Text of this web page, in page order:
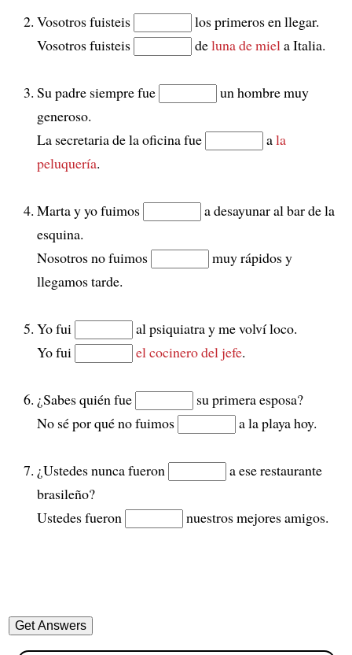
Vosotros fuisteis
los primeros en llegar.
Vosotros fuisteis
deluna de miel a Italia.
Su padre siempre fue
un hombre muy
generoso.
La secretaria de la oficina fue
ala
peluquería.
Marta y yo fuimos
a desayunar al bar de la
esquina.
Nosotros no fuimos
muy rápidos y
llegamos tarde.
Yo fui
al psiquiatra y me volví loco.
Yo fui
el cocinero del jefe.
¿Sabes quién fue
su primera esposa?
No sé por qué no fuimos
a la playa hoy.
¿Ustedes nunca fueron
a ese restaurante
brasileño?
Ustedes fueron
nuestros mejores amigos.